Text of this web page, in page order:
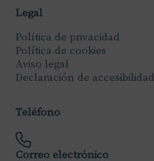
Legal
Política de privacidad
Política de cookies
Aviso legal
Declaración de accesibilidad
Teléfono
Correo electrónico